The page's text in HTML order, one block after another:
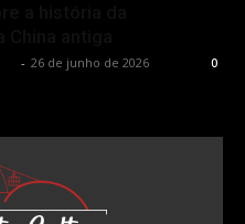
- 26 de junho de 2026 0